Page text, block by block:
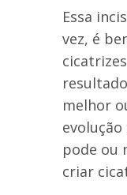
Essa
vez, é
melhor
pode ou
criar